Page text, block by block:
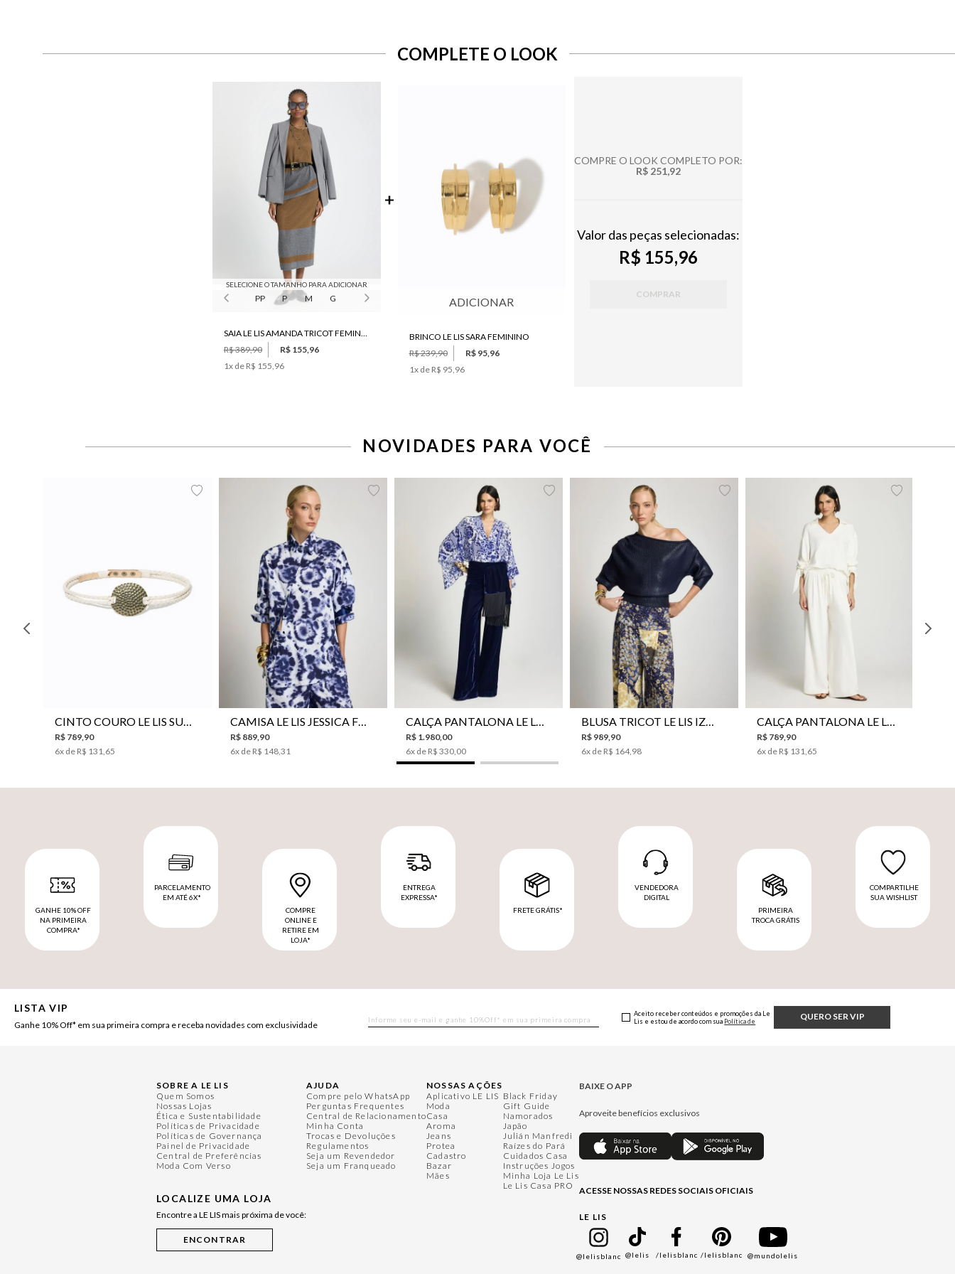
COMPLETE O LOOK
SELECIONE O TAMANHO PARA ADICIONAR
PP P M G
SAIA LE LIS AMANDA TRICOT FEMININA
R$ 389,90
R$ 155,96
1x de R$ 155,96
ADICIONAR
BRINCO LE LIS SARA FEMININO
R$ 239,90
R$ 95,96
1x de R$ 95,96
COMPRE O LOOK COMPLETO POR:
R$ 251,92
Valor das peças selecionadas:
R$ 155,96
COMPRAR
NOVIDADES PARA VOCÊ
CINTO COURO LE LIS SUKI FEMININO
R$ 789,90
6x de R$ 131,65
36 38 40 42 44 46
CAMISA LE LIS JESSICA FEMININA
R$ 889,90
6x de R$ 148,31
34 36 38
CALÇA PANTALONA LE LIS SONIA FEMININA
R$ 1.980,00
6x de R$ 330,00
PP P M G
BLUSA TRICOT LE LIS IZUMI FEMININA
R$ 989,90
6x de R$ 164,98
PP P
CALÇA PANTALONA LE LIS HORI FEMININA
R$ 789,90
6x de R$ 131,65
GANHE 10% OFF
NA PRIMEIRA
COMPRA*
PARCELAMENTO
EM ATÉ 6X*
COMPRE
ONLINE E
RETIRE EM
LOJA*
ENTREGA
EXPRESSA*
FRETE GRÁTIS*
VENDEDORA
DIGITAL
PRIMEIRA
TROCA GRÁTIS
COMPARTILHE
SUA WISHLIST
LISTA VIP
Ganhe 10% Off* em sua primeira compra e receba novidades com exclusividade
QUERO SER VIP
Aceito receber conteúdos e promoções da Le
Lis e estou de acordo com sua Política de
SOBRE A LE LIS
Quem Somos
Nossas Lojas
Ética e Sustentabilidade
Políticas de Privacidade
Políticas de Governança
Painel de Privacidade
Central de Preferências
Moda Com Verso
LOCALIZE UMA LOJA
Encontre a LE LIS mais próxima de você:
AJUDA
Compre pelo WhatsApp
Perguntas Frequentes
Central de Relacionamento
Minha Conta
Trocas e Devoluções
Regulamentos
Seja um Revendedor
Seja um Franqueado
NOSSAS AÇÕES
Aplicativo LE LIS
Moda
Casa
Aroma
Jeans
Protea
Cadastro
Bazar
Mães
Black Friday
Gift Guide
Namorados
Japão
Julián Manfredi
Raízes do Pará
Cuidados Casa
Instruções Jogos
Minha Loja Le Lis
Le Lis Casa PRO
BAIXE O APP
Aproveite benefícios exclusivos
ACESSE NOSSAS REDES SOCIAIS OFICIAIS
LE LIS
@lelisblanc @lelis /lelisblanc /lelisblanc @mundolelis